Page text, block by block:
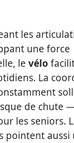
les
une force
le vélo
La
de chute
les seniors.
pointent aussi